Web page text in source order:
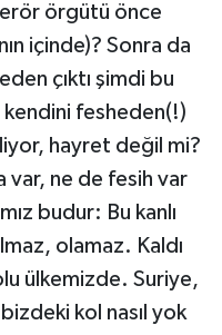
örgütü önce
içinde)? Sonra da
çıktı şimdi bu
kendini fesheden(!)
hayret değil mi?
var, ne de fesih var
budur: Bu kanlı
olamaz. Kaldı
ülkemizde. Suriye,
kol nasıl yok